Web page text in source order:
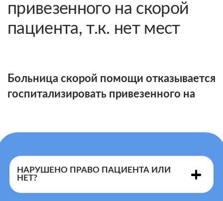
привезенного на скорой
пациента, т.к. нет мест
Больница скорой помощи отказывается
госпитализировать привезенного на
НАРУШЕНО ПРАВО ПАЦИЕНТА ИЛИ
НЕТ?